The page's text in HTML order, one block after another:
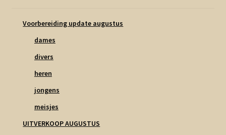
Voorbereiding update augustus
dames
divers
heren
jongens
meisjes
UITVERKOOP AUGUSTUS